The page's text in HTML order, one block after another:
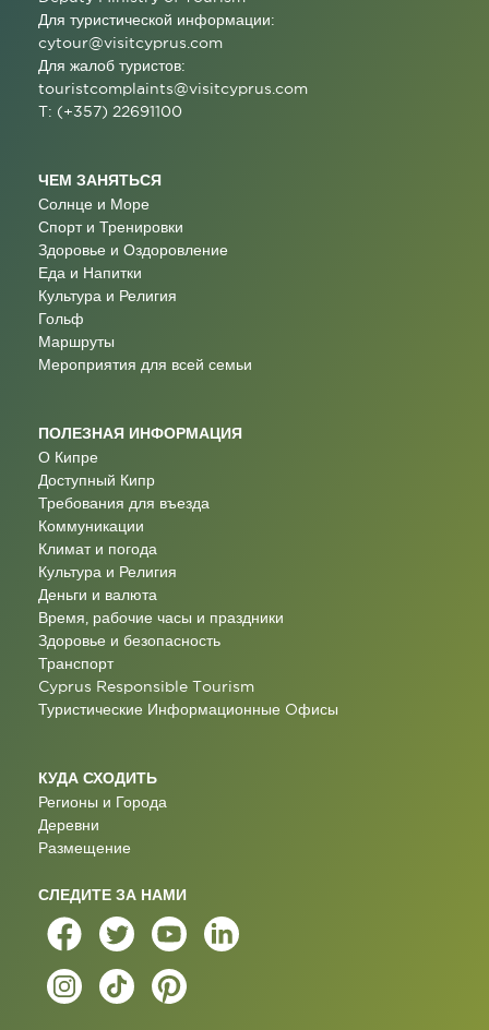
Для туристической информации:
cytour@visitcyprus.com
Для жалоб туристов:
touristcomplaints@visitcyprus.com
T: (+357) 22691100
ЧЕМ ЗАНЯТЬСЯ
Солнце и Море
Спорт и Тренировки
Здоровье и Оздоровление
Еда и Напитки
Культура и Религия
Гольф
Маршруты
Мероприятия для всей семьи
ПОЛЕЗНАЯ ИНФОРМАЦИЯ
О Кипре
Доступный Кипр
Требования для въезда
Коммуникации
Климат и погода
Культура и Религия
Деньги и валюта
Время, рабочие часы и праздники
Здоровье и безопасность
Транспорт
Cyprus Responsible Tourism
Туристические Информационные Oфисы
КУДА СХОДИТЬ
Регионы и Города
Деревни
Размещение
СЛЕДИТЕ ЗА НАМИ